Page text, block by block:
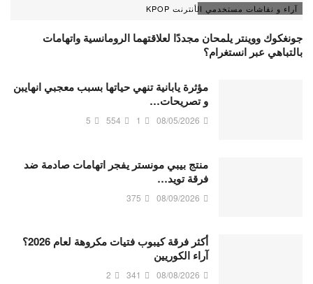
آراء و نقاشات مستخدمي الأنترنت KPOP
جونغكوك ووينتر يلمحان مجددًا لعلاقتهما الرومانسية واتهامات
بالتباهي عبر انستغرام؟
مؤثرة يابانية تنهي حياتها بسبب معجبي انهايبن
و تصريحات…
08/05/2026
1
554
5
منتج بيبي مونستر يفجر اتهامات صادمة ضد
فرقة تويد…
08/09/2026
375
أكثر فرقة كيبوب فتيات مكروهة لعام 2026؟
آراء الكوريين
08/08/2026
341
2